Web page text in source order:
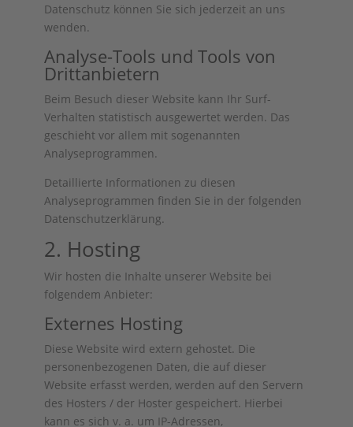
Datenschutz können Sie sich jederzeit an uns
wenden.
Analyse-Tools und Tools von
Dritt­anbietern
Beim Besuch dieser Website kann Ihr Surf-
Verhalten statistisch ausgewertet werden. Das
geschieht vor allem mit sogenannten
Analyseprogrammen.
Detaillierte Informationen zu diesen
Analyseprogrammen finden Sie in der folgenden
Datenschutzerklärung.
2. Hosting
Wir hosten die Inhalte unserer Website bei
folgendem Anbieter:
Externes Hosting
Diese Website wird extern gehostet. Die
personenbezogenen Daten, die auf dieser
Website erfasst werden, werden auf den Servern
des Hosters / der Hoster gespeichert. Hierbei
kann es sich v. a. um IP-Adressen,